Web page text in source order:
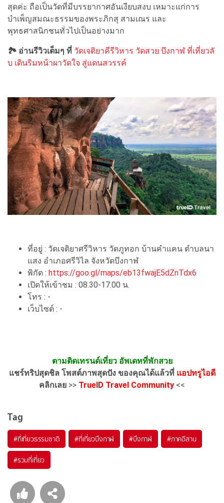
สุดค่ะ ถือเป็นวัดที่มีบรรยากาศอันเงียบสงบ เหมาะแก่การ
บำเพ็ญสมณะธรรมของพระภิกสุ สามเณร และ
พุทธศาสนิกชนทั่วไปเป็นอย่างมาก
🏞 อ่านรีวิวเต็มๆ ที่ วัดเจติยาคีรีวิหาร วัดสวย บึงกาฬ ที่เที่ยวลั
บ เดินริมหน้าผาวัดใจ สู่แดนสวรรค์
ที่อยู่ : วัดเจติยาศรีวิหาร วัดภูทอก บ้านคำแคน ตำบลนา
แสง อำเภอศรีวิไล จังหวัดบึงกาฬ
พิกัด : https://goo.gl/maps/eb13fwajE5dZnTdx6
เปิดให้เข้าชม : 08.30-17.00 น.
โทร : -
เว็บไซต์ : -
ตามติดเทรนด์เที่ยว อัพเดทที่พักสวย
แชร์ทริปสุดชิล โพสต์ภาพสุดปัง ของคุณได้แล้วที่ แอปทรูไอดี
คลิกเลย >> TrueID Travel Community <<
Tag
#ที่เที่ยวธรรมชาติ #ที่เที่ยวบึงกาฬ #บึงกาฬ #ภาคอีสาน
#รวมที่เที่ยว